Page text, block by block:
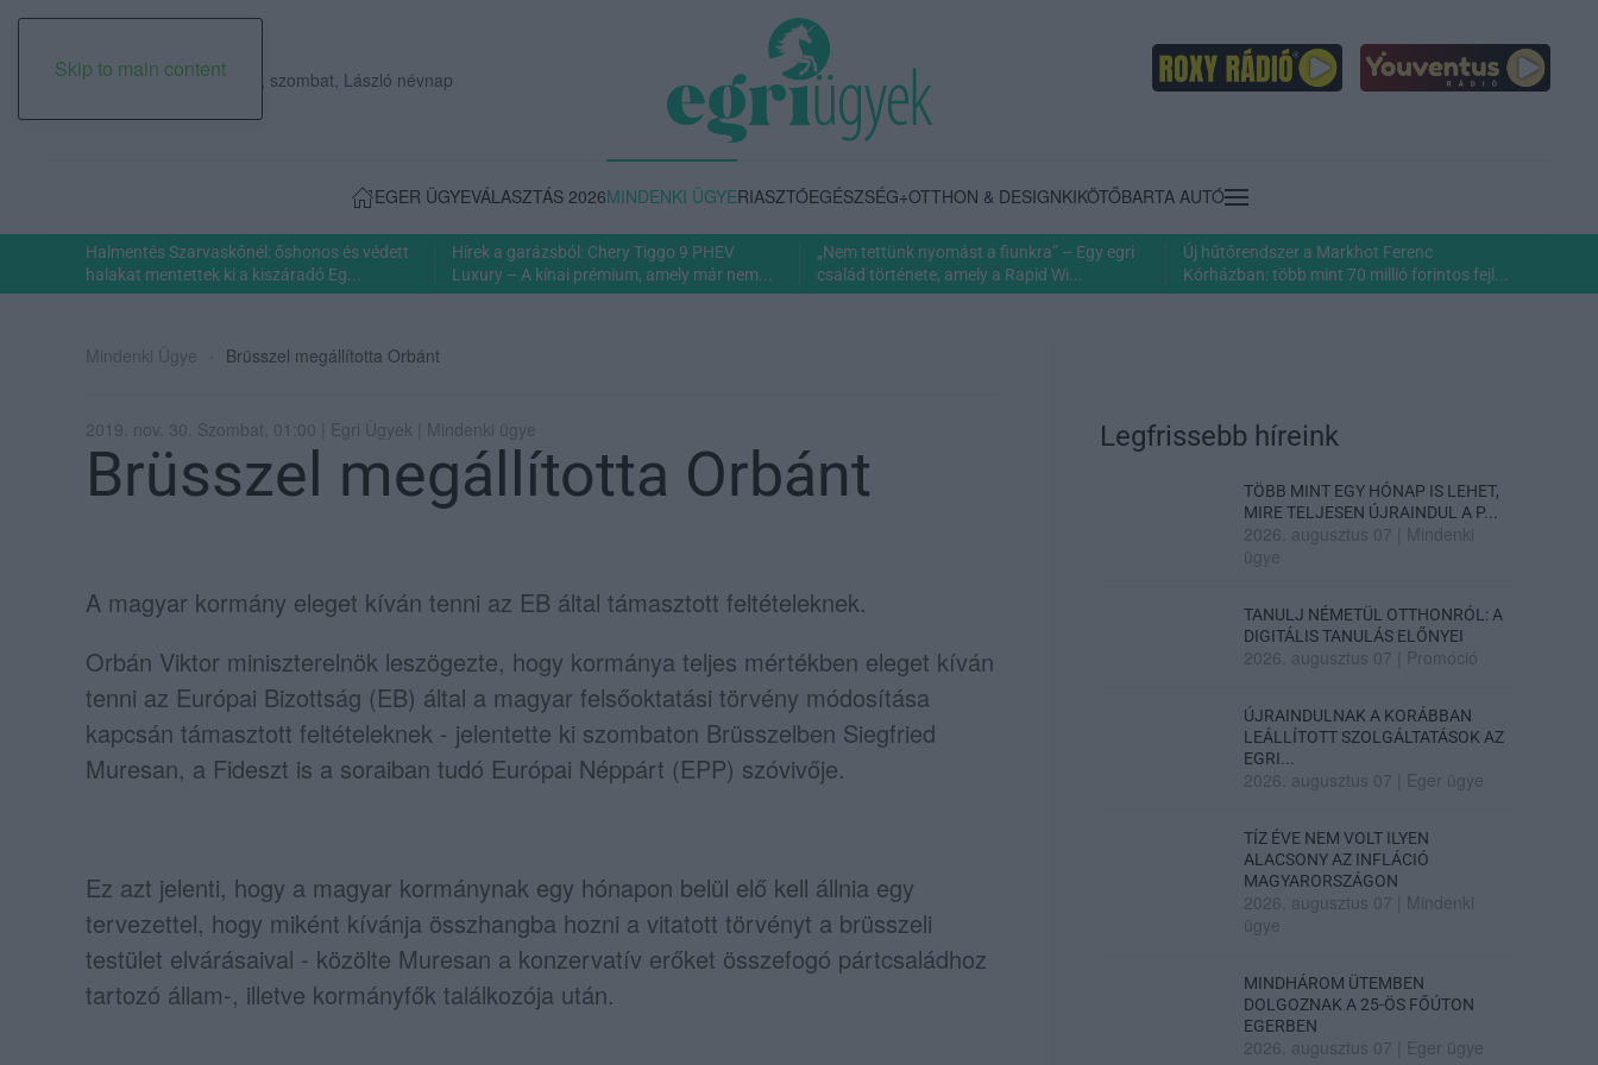
Skip to main content
2026. augusztus 08., szombat, László névnap
EGER ÜGYEVÁLASZTÁS 2026MINDENKI ÜGYERIASZTÓEGÉSZSÉG+OTTHON & DESIGNKIKÖTŐBARTA AUTÓ
Halmentés Szarvaskőnél: őshonos és védett
halakat mentettek ki a kiszáradó Eg...
Hírek a garázsból: Chery Tiggo 9 PHEV
Luxury – A kínai prémium, amely már nem...
„Nem tettünk nyomást a fiunkra” – Egy egri
család története, amely a Rapid Wi...
Új hűtőrendszer a Markhot Ferenc
Kórházban: több mint 70 millió forintos fejl...
Mindenki Ügye Brüsszel megállította Orbánt
2019. nov. 30. Szombat, 01:00 | Egri Ügyek | Mindenki ügye
Brüsszel megállította Orbánt
A magyar kormány eleget kíván tenni az EB által támasztott feltételeknek.
Orbán Viktor miniszterelnök leszögezte, hogy kormánya teljes mértékben eleget kíván
tenni az Európai Bizottság (EB) által a magyar felsőoktatási törvény módosítása
kapcsán támasztott feltételeknek - jelentette ki szombaton Brüsszelben Siegfried
Muresan, a Fideszt is a soraiban tudó Európai Néppárt (EPP) szóvivője.
Ez azt jelenti, hogy a magyar kormánynak egy hónapon belül elő kell állnia egy
tervezettel, hogy miként kívánja összhangba hozni a vitatott törvényt a brüsszeli
testület elvárásaival - közölte Muresan a konzervatív erőket összefogó pártcsaládhoz
tartozó állam-, illetve kormányfők találkozója után.
Legfrissebb híreink
TÖBB MINT EGY HÓNAP IS LEHET,
MIRE TELJESEN ÚJRAINDUL A P...
2026. augusztus 07
Mindenki
ügye
TANULJ NÉMETÜL OTTHONRÓL: A
DIGITÁLIS TANULÁS ELŐNYEI
2026. augusztus 07 Promóció
ÚJRAINDULNAK A KORÁBBAN
LEÁLLÍTOTT SZOLGÁLTATÁSOK AZ
EGRI...
2026. augusztus 07 Eger ügye
TÍZ ÉVE NEM VOLT ILYEN
ALACSONY AZ INFLÁCIÓ
MAGYARORSZÁGON
2026. augusztus 07
Mindenki
ügye
MINDHÁROM ÜTEMBEN
DOLGOZNAK A 25-ÖS FŐÚTON
EGERBEN
2026. augusztus 07 Eger ügye